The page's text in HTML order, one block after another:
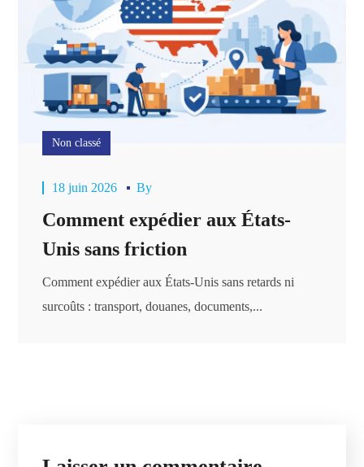
Non classé
18 juin 2026 By
Comment expédier aux États-
Unis sans friction
Comment expédier aux États-Unis sans retards ni
surcoûts : transport, douanes, documents,...